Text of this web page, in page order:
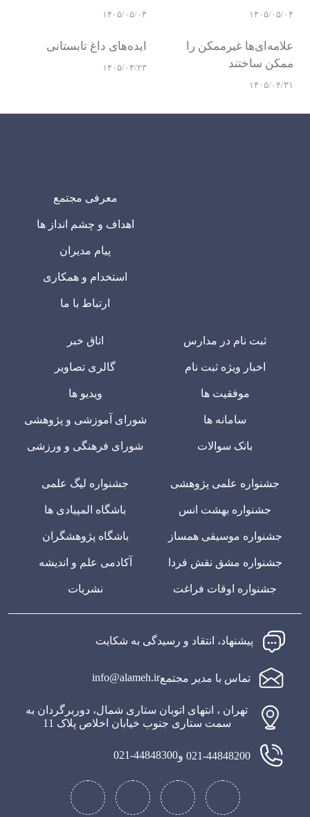
۱۴۰۵/۰۵/۰۴ ۱۴۰۵/۰۵/۰۴
علامه‌ای‌ها غیرممکن را
ممکن ساختند
۱۴۰۵/۰۴/۳۱
ایده‌های داغ تابستانی
۱۴۰۵/۰۴/۲۳
معرفی مجتمع
اهداف و چشم انداز ها
پیام مدیران
استخدام و همکاری
ارتباط با ما
ثبت نام در مدارس
اخبار ویژه ثبت نام
موفقیت ها
سامانه ها
بانک سوالات
اتاق خبر
گالری تصاویر
ویدیو ها
شورای آموزشی و پژوهشی
شورای فرهنگی و ورزشی
جشنواره علمی پژوهشی
جشنواره بهشت انس
جشنواره موسیقی همساز
جشنواره مشق نقش فردا
جشنواره اوقات فراغت
جشنواره لیگ علمی
باشگاه المپیادی ها
باشگاه پژوهشگران
آکادمی علم و اندیشه
نشریات
پیشنهاد، انتقاد و رسیدگی به شکایت
تماس با مدیر مجتمعinfo@alameh.ir
تهران ، انتهای اتوبان ستاری شمال، دوربرگردان به
سمت ستاری جنوب خیابان اخلاص پلاک 11
021-44848200 و 021-44848300